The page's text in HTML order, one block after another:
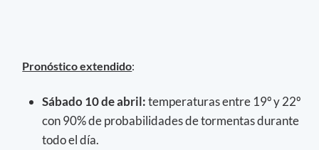
Pronóstico extendido:
Sábado 10 de abril:temperaturas entre 19º y 22º
con 90% de probabilidades de tormentas durante
todo el día.